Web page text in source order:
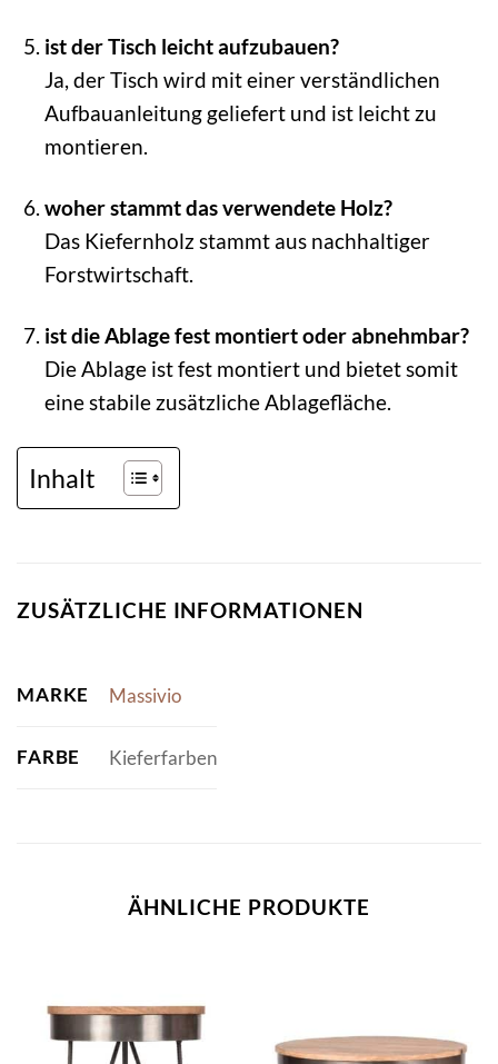
ist der Tisch leicht aufzubauen?
Ja, der Tisch wird mit einer verständlichen
Aufbauanleitung geliefert und ist leicht zu
montieren.
woher stammt das verwendete Holz?
Das Kiefernholz stammt aus nachhaltiger
Forstwirtschaft.
ist die Ablage fest montiert oder abnehmbar?
Die Ablage ist fest montiert und bietet somit
eine stabile zusätzliche Ablagefläche.
Inhalt
ZUSÄTZLICHE INFORMATIONEN
MARKE Massivio
FARBE Kieferfarben
ÄHNLICHE PRODUKTE